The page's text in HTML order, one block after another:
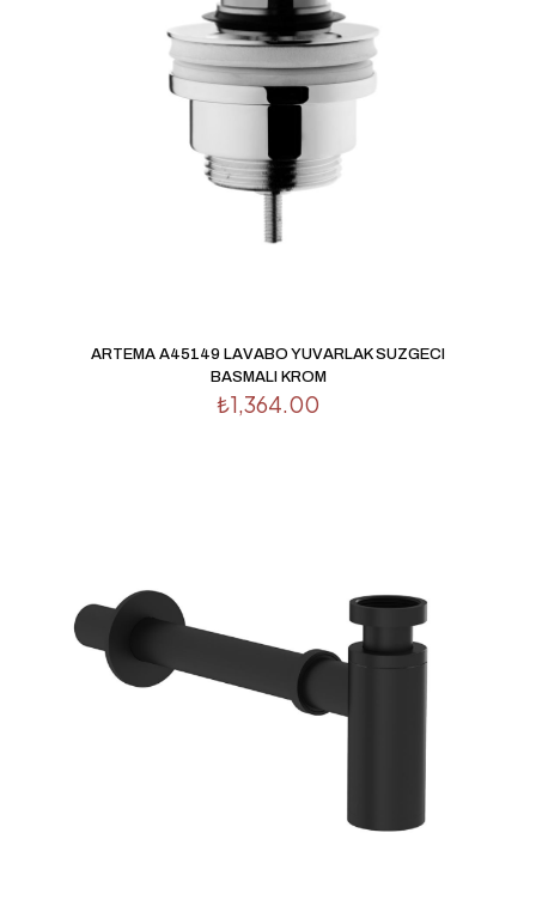
2/5
yıldız
3/5
yıldız
4/5
yıldız
ARTEMA A45149 LAVABO YUVARLAK SUZGECI
BASMALI KROM
₺1,364.00